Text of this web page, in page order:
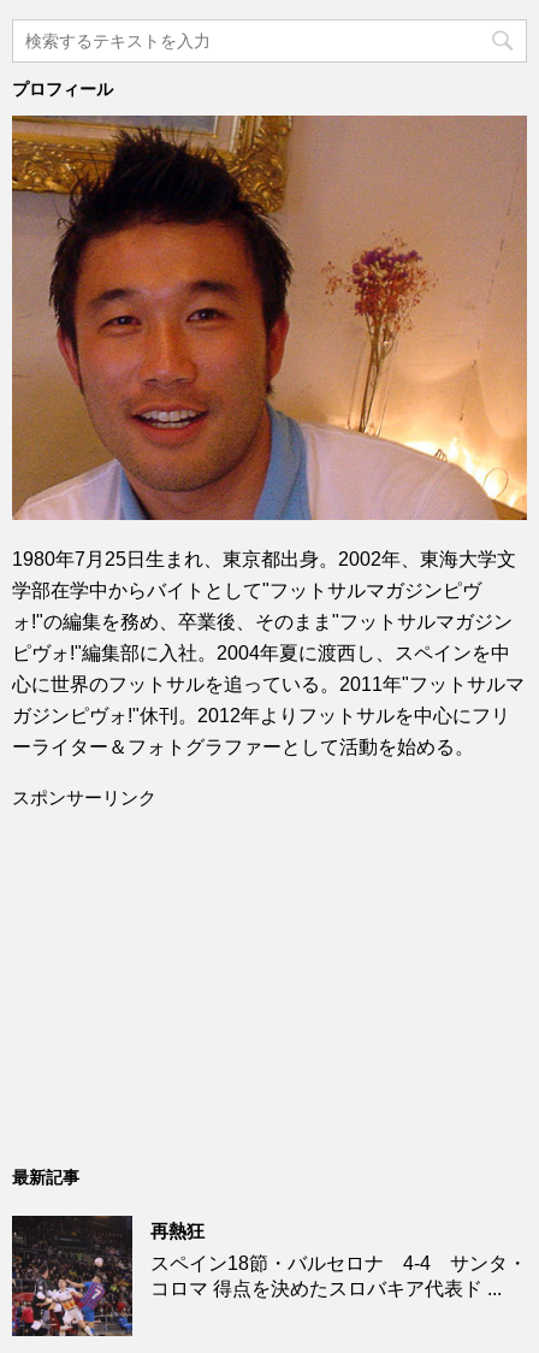
プロフィール
1980年7月25日生まれ、東京都出身。2002年、東海大学文
学部在学中からバイトとして"フットサルマガジンピヴ
ォ!"の編集を務め、卒業後、そのまま"フットサルマガジン
ピヴォ!"編集部に入社。2004年夏に渡西し、スペインを中
心に世界のフットサルを追っている。2011年"フットサルマ
ガジンピヴォ!"休刊。2012年よりフットサルを中心にフリ
ーライター＆フォトグラファーとして活動を始める。
スポンサーリンク
最新記事
再熱狂
スペイン18節・バルセロナ 4-4 サンタ・
コロマ 得点を決めたスロバキア代表ド ...